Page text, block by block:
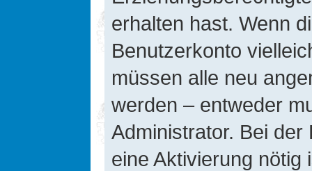
erhalten hast. Wenn
Benutzerkonto
müssen alle neu
werden – entweder
Administrator. Bei
eine Aktivierung nötig